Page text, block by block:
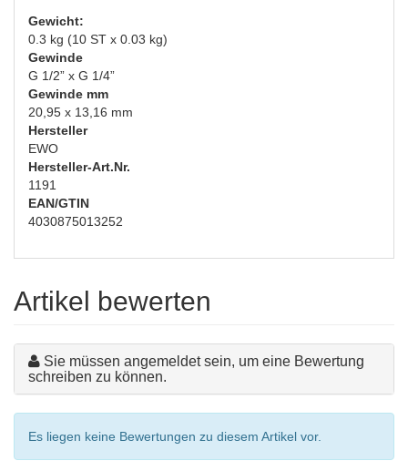
Gewicht:
0.3 kg (10 ST x 0.03 kg)
Gewinde
G 1/2” x G 1/4”
Gewinde mm
20,95 x 13,16 mm
Hersteller
EWO
Hersteller-Art.Nr.
1191
EAN/GTIN
4030875013252
Artikel bewerten
Sie müssen angemeldet sein, um eine Bewertung
schreiben zu können.
Es liegen keine Bewertungen zu diesem Artikel vor.